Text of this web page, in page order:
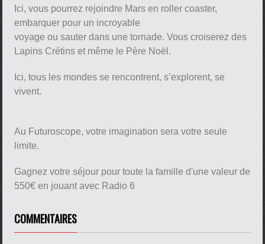
Ici, vous pourrez rejoindre Mars en roller coaster,
embarquer pour un incroyable
voyage ou sauter dans une tornade. Vous croiserez des
Lapins Crétins et même le Père Noël.
Ici, tous les mondes se rencontrent, s’explorent, se
vivent.
Au Futuroscope, votre imagination sera votre seule
limite.
Gagnez votre séjour pour toute la famille d'une valeur de
550€ en jouant avec Radio 6
COMMENTAIRES